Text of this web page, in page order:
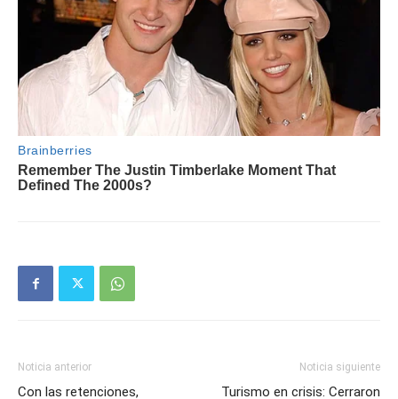
Noticia anterior
Con las retenciones,
Noticia siguiente
Turismo en crisis: Cerraron